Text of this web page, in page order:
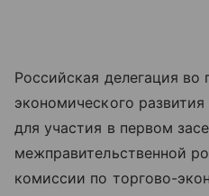
Российская делегация во
экономического
для участия в первом
межправительственной
комиссии по торгово-